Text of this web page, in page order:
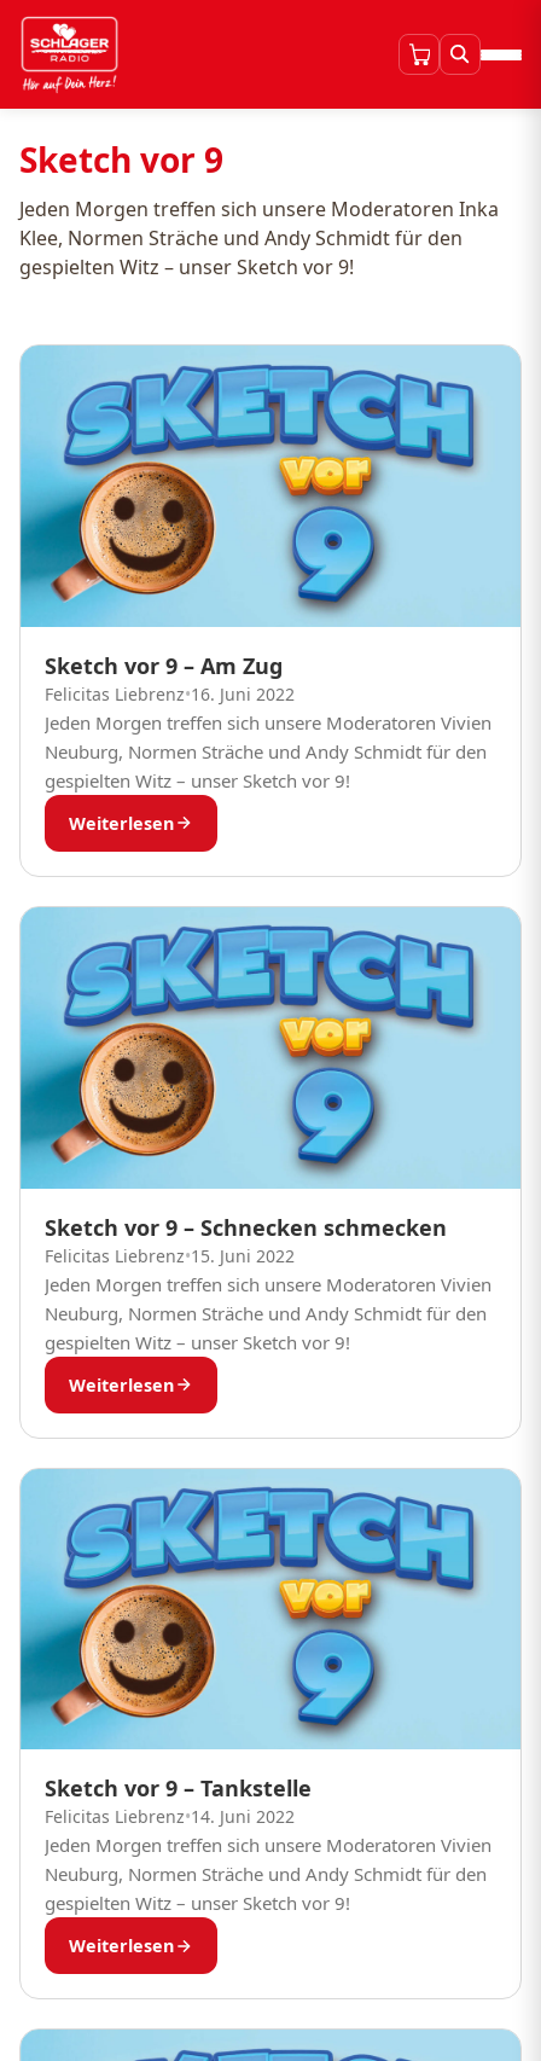
Sketch vor 9
Jeden Morgen treffen sich unsere Moderatoren Inka
Klee, Normen Sträche und Andy Schmidt für den
gespielten Witz – unser Sketch vor 9!
Sketch vor 9 – Am Zug
Felicitas Liebrenz•16. Juni 2022
Jeden Morgen treffen sich unsere Moderatoren Vivien
Neuburg, Normen Sträche und Andy Schmidt für den
gespielten Witz – unser Sketch vor 9!
Weiterlesen
Sketch vor 9 – Schnecken schmecken
Felicitas Liebrenz•15. Juni 2022
Jeden Morgen treffen sich unsere Moderatoren Vivien
Neuburg, Normen Sträche und Andy Schmidt für den
gespielten Witz – unser Sketch vor 9!
Weiterlesen
Sketch vor 9 – Tankstelle
Felicitas Liebrenz•14. Juni 2022
Jeden Morgen treffen sich unsere Moderatoren Vivien
Neuburg, Normen Sträche und Andy Schmidt für den
gespielten Witz – unser Sketch vor 9!
Weiterlesen